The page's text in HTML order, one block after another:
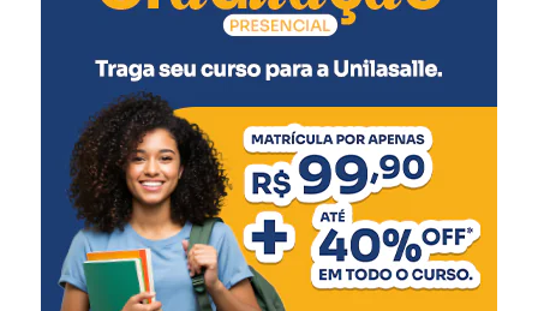
Rossano também agradeceu ao prefeito, ao vice-prefeito
Rodrigo Busato, secretários municipais, vereadores da
base aliada e demais integrantes da administração
municipal pelo período em que esteve na gestão.
A Prefeitura de Canoas ainda não informou oficialmente
quem assumirá a Secretaria Municipal de Relações
Institucionais.